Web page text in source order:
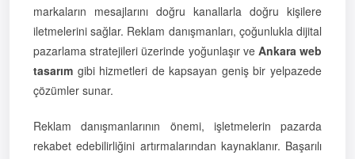
markaların mesajlarını doğru kanallarla doğru kişilere
iletmelerini sağlar. Reklam danışmanları, çoğunlukla dijital
pazarlama stratejileri üzerinde yoğunlaşır ve Ankara web
tasarım gibi hizmetleri de kapsayan geniş bir yelpazede
çözümler sunar.
Reklam danışmanlarının önemi, işletmelerin pazarda
rekabet edebilirliğini artırmalarından kaynaklanır. Başarılı